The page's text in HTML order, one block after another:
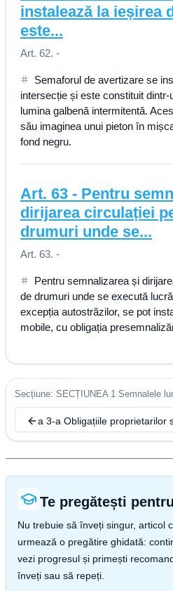
instalează la ieșirea
este...
Art. 62. -
Semaforul de avertizare se
intersecție și este constituit
lumina galbenă intermitentă.
său imaginea unui pieton în
fond negru.
Art. 63 - Pentru
dirijarea circulației
drumuri unde se...
Art. 63. -
Pentru semnalizarea și
de drumuri unde se execută
excepția autostrăzilor, se pot
mobile, cu obligația
Secțiune: SECȚIUNEA 1 Semnalele
a 3-a Obligațiile proprietarilor
Te pregătești
Nu trebuie să înveți singur, articol
urmează o pregătire ghidată:
vezi progresul și primești
înveți sau să repeți.